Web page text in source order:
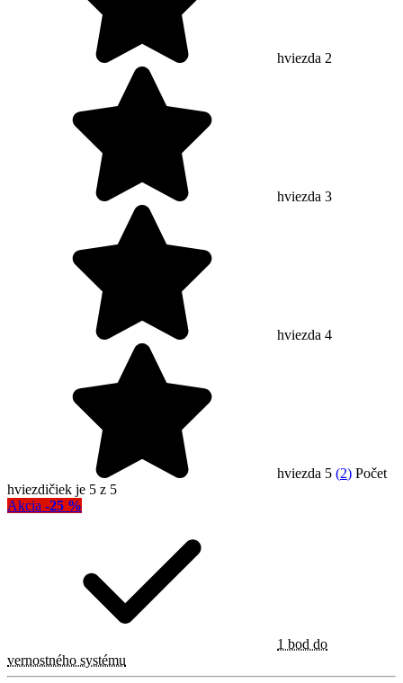
hviezda 2
hviezda 3
hviezda 4
hviezda 5 (2) Počet
hviezdičiek je 5 z 5
Akcia -25 %
1 bod do
vernostného systému